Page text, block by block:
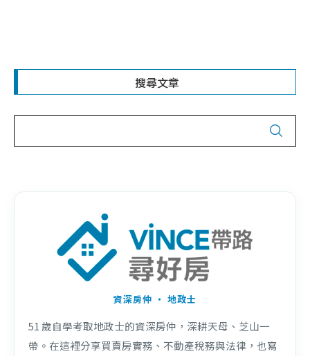
搜尋文章
資深房仲 ・ 地政士
51 歲自學考取地政士的資深房仲，深耕天母、芝山一
帶。在這裡分享買賣房實務、不動產稅務與法律，也寫